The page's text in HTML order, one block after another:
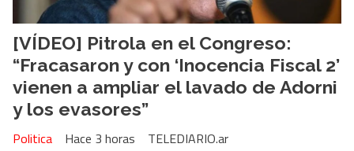
[VÍDEO] Pitrola en el Congreso:
“Fracasaron y con ‘Inocencia Fiscal 2’
vienen a ampliar el lavado de Adorni
y los evasores”
TELEDIARIO.ar
Politica
Hace 3 horas